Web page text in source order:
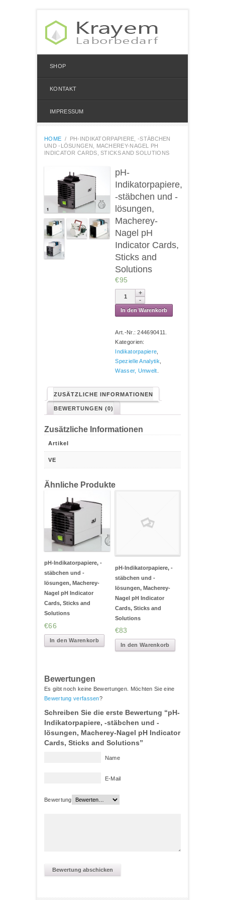
SHOP
KONTAKT
IMPRESSUM
HOME /
PH-INDIKATORPAPIERE, -STÄBCHEN
UND -LÖSUNGEN, MACHEREY-NAGEL PH
INDICATOR CARDS, STICKS AND SOLUTIONS
pH-
Indikatorpapiere,
-stäbchen und -
lösungen,
Macherey-
Nagel pH
Indicator Cards,
Sticks and
Solutions
€95
In den Warenkorb
Art.-Nr.:244690411
Kategorien:
Indikatorpapiere
Spezielle Analytik
Wasser, Umwelt
ZUSÄTZLICHE INFORMATIONEN
BEWERTUNGEN (0)
Zusätzliche Informationen
Artikel
VE
Ähnliche Produkte
pH-Indikatorpapiere, -
stäbchen und -
lösungen, Macherey-
Nagel pH Indicator
Cards, Sticks and
Solutions
€66
In den Warenkorb
pH-Indikatorpapiere, -
stäbchen und -
lösungen, Macherey-
Nagel pH Indicator
Cards, Sticks and
Solutions
€83
In den Warenkorb
Bewertungen
Es gibt noch keine Bewertungen. Möchten Sie eine
Bewertung verfassen?
Schreiben Sie die erste Bewertung “pH-
Indikatorpapiere, -stäbchen und -
lösungen, Macherey-Nagel pH Indicator
Cards, Sticks and Solutions”
Name
E-Mail
Bewertung